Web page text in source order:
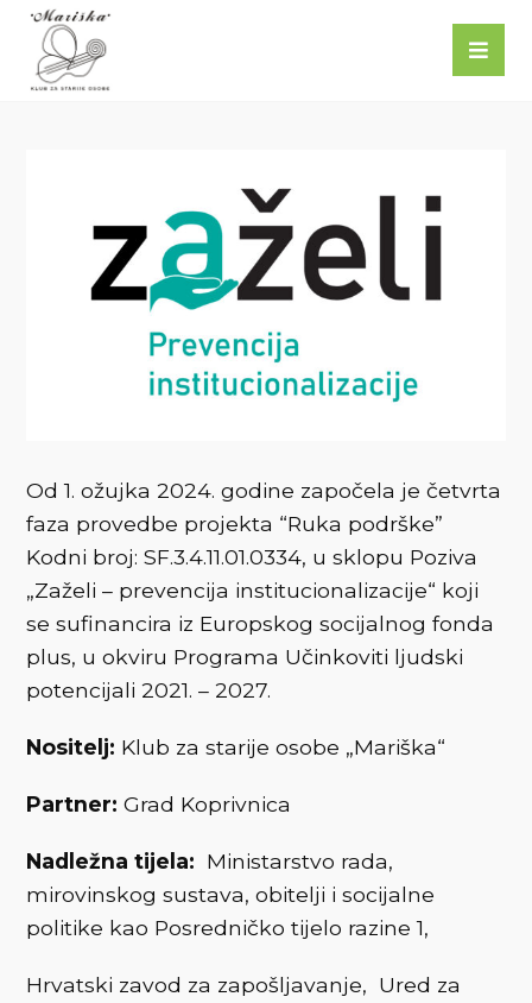
Od 1. ožujka 2024. godine započela je četvrta
faza provedbe projekta “Ruka podrške”
Kodni broj: SF.3.4.11.01.0334, u sklopu Poziva
„Zaželi – prevencija institucionalizacije“ koji
se sufinancira iz Europskog socijalnog fonda
plus, u okviru Programa Učinkoviti ljudski
potencijali 2021. – 2027.
Nositelj: Klub za starije osobe „Mariška“
Partner: Grad Koprivnica
Nadležna tijela: Ministarstvo rada,
mirovinskog sustava, obitelji i socijalne
politike kao Posredničko tijelo razine 1,
Hrvatski zavod za zapošljavanje, Ured za